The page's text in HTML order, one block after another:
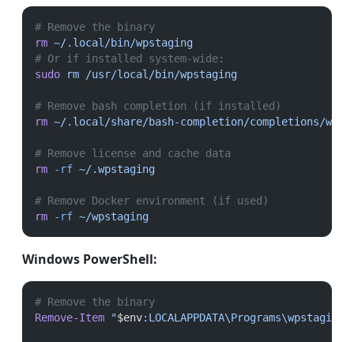
# Remove the binary
rm ~/.local/bin/wpstaging
# Or if installed system-wide:
sudo
rm /usr/local/bin/wpstaging
# Remove bash completion (if installed)
rm ~/.local/share/bash-completion/completions/
# Remove license and cache data
rm
-rf ~/.wpstaging
# Remove Docker environment (if used)
rm
-rf ~/wpstaging
Windows PowerShell:
# Remove the binary
Remove-Item
"$env:LOCALAPPDATA\Programs\wpstaging"